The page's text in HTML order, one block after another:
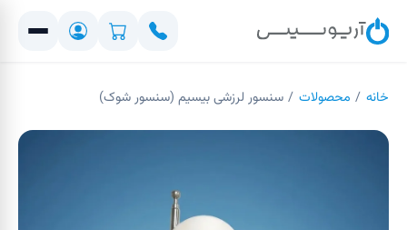
خانه / محصولات / سنسور لرزشی بیسیم (سنسور شوک)